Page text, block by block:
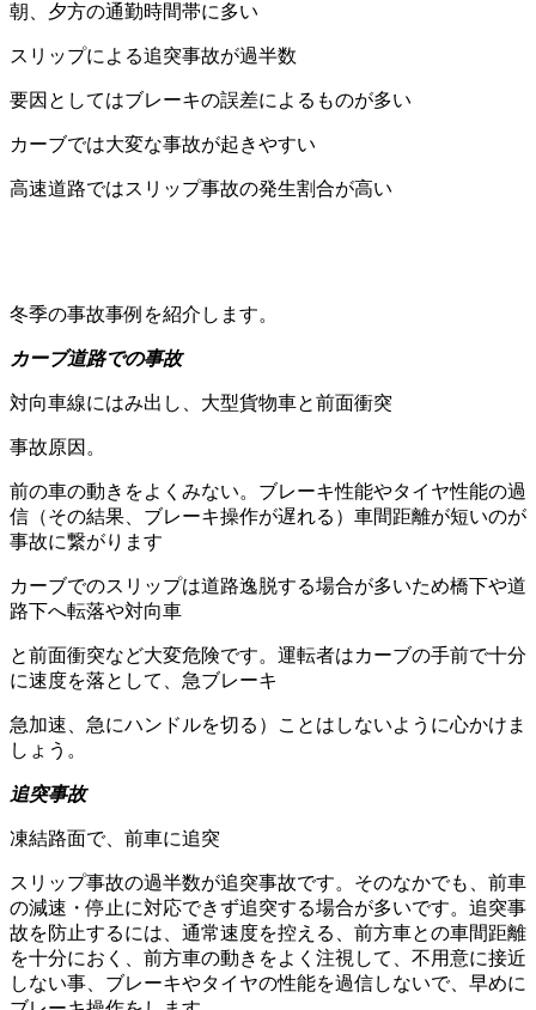
朝、夕方の通勤時間帯に多い
スリップによる追突事故が過半数
要因としてはブレーキの誤差によるものが多い
カーブでは大変な事故が起きやすい
高速道路ではスリップ事故の発生割合が高い
冬季の事故事例を紹介します。
カーブ道路での事故
対向車線にはみ出し、大型貨物車と前面衝突
事故原因。
前の車の動きをよくみない。ブレーキ性能やタイヤ性能の過
信（その結果、ブレーキ操作が遅れる）車間距離が短いのが
事故に繋がります
カーブでのスリップは道路逸脱する場合が多いため橋下や道
路下へ転落や対向車
と前面衝突など大変危険です。運転者はカーブの手前で十分
に速度を落として、急ブレーキ
急加速、急にハンドルを切る）ことはしないように心かけま
しょう。
追突事故
凍結路面で、前車に追突
スリップ事故の過半数が追突事故です。そのなかでも、前車
の減速・停止に対応できず追突する場合が多いです。追突事
故を防止するには、通常速度を控える、前方車との車間距離
を十分におく、前方車の動きをよく注視して、不用意に接近
しない事、ブレーキやタイヤの性能を過信しないで、早めに